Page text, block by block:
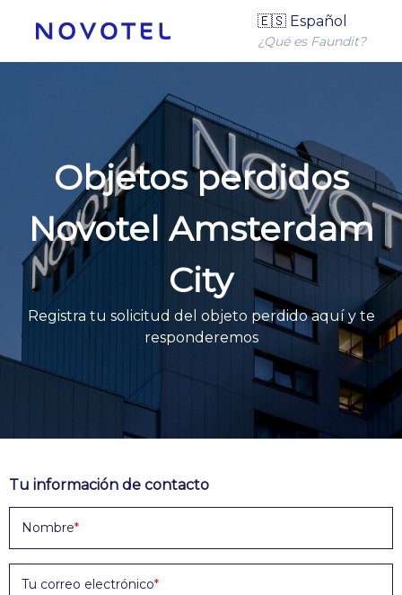
🇪🇸 Español
¿Qué es Faundit?
Objetos perdidos
Novotel Amsterdam
City
Registra tu solicitud del objeto perdido aquí y te
responderemos
Tu información de contacto
Nombre
Tu correo electrónico